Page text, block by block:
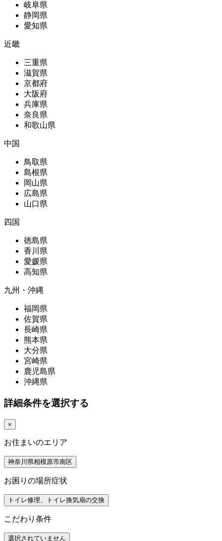
岐阜県
静岡県
愛知県
近畿
三重県
滋賀県
京都府
大阪府
兵庫県
奈良県
和歌山県
中国
鳥取県
島根県
岡山県
広島県
山口県
四国
徳島県
香川県
愛媛県
高知県
九州・沖縄
福岡県
佐賀県
長崎県
熊本県
大分県
宮崎県
鹿児島県
沖縄県
詳細条件を選択する
×
お住まいのエリア
神奈川県相模原市南区
お困りの場所症状
トイレ修理、トイレ換気扇の交換
こだわり条件
選択されていません